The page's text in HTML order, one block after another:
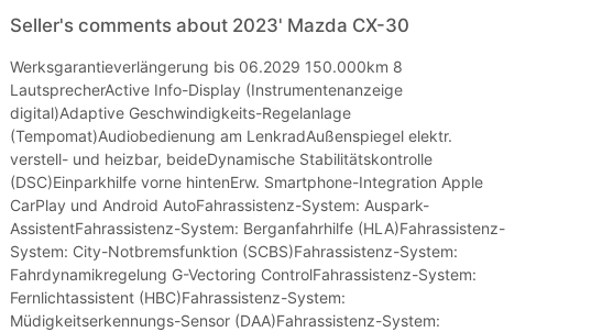
Seller's comments about 2023' Mazda CX-30
Werksgarantieverlängerung bis 06.2029 150.000km 8
LautsprecherActive Info-Display (Instrumentenanzeige
digital)Adaptive Geschwindigkeits-Regelanlage
(Tempomat)Audiobedienung am LenkradAußenspiegel elektr.
verstell- und heizbar, beideDynamische Stabilitätskontrolle
(DSC)Einparkhilfe vorne hintenErw. Smartphone-Integration Apple
CarPlay und Android AutoFahrassistenz-System: Auspark-
AssistentFahrassistenz-System: Berganfahrhilfe (HLA)Fahrassistenz-
System: City-Notbremsfunktion (SCBS)Fahrassistenz-System:
Fahrdynamikregelung G-Vectoring ControlFahrassistenz-System:
Fernlichtassistent (HBC)Fahrassistenz-System:
Müdigkeitserkennungs-Sensor (DAA)Fahrassistenz-System: